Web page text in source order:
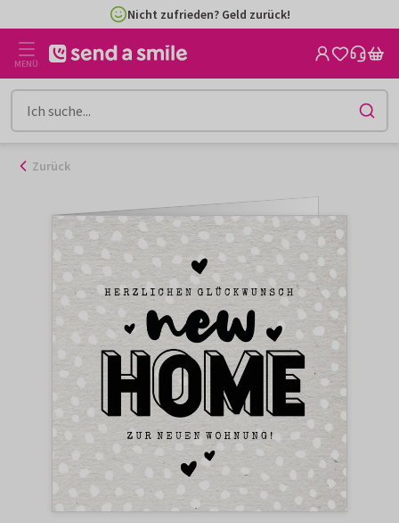
Inhalt
gehen
Nicht zufrieden? Geld zurück!
MENÜ
Zurück